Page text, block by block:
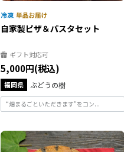
自家製ピザ＆パスタセット
ギフト対応可
5,000円(税込)
福岡県 ぶどうの樹
“畑まるごといただきます”をコン...